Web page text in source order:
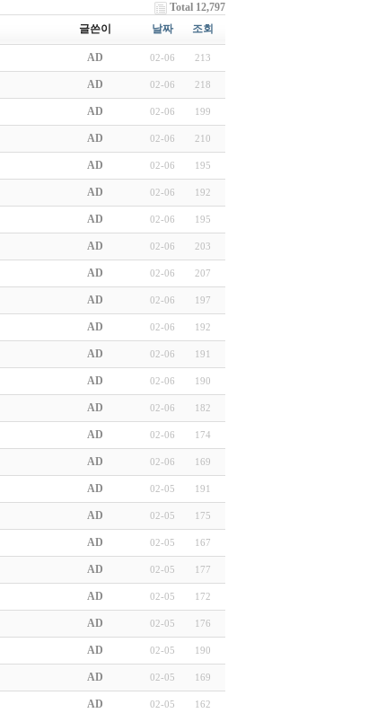
Total 12,797
글쓴이 날짜 조회
AD 02-06 213
AD 02-06 218
AD 02-06 199
AD 02-06 210
AD 02-06 195
AD 02-06 192
AD 02-06 195
AD 02-06 203
AD 02-06 207
AD 02-06 197
AD 02-06 192
AD 02-06 191
AD 02-06 190
AD 02-06 182
AD 02-06 174
AD 02-06 169
AD 02-05 191
AD 02-05 175
AD 02-05 167
AD 02-05 177
AD 02-05 172
AD 02-05 176
AD 02-05 190
AD 02-05 169
AD 02-05 162